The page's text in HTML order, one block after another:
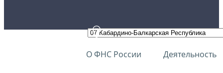
О ФНС России Деятельность